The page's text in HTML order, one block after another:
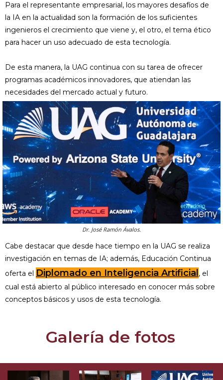
Para el representante empresarial, los mayores desafíos de
la IA en la actualidad son la formación de los suficientes
ingenieros el crecimiento que viene y, el otro, el tema ético
para hacer un uso adecuado de esta tecnología.
De esta manera, la UAG continua con su tarea de ofrecer
programas académicos innovadores, que atiendan las
necesidades del mercado actual y futuro.
Dr. José Ramón Ávalos.
Cabe destacar que desde hace tiempo en la UAG se realiza
investigación en temas de IA; además, Educación Continua
oferta el Diplomado en Inteligencia Artificial, el
cual está abierto al público interesado en conocer más sobre
conceptos básicos y usos de esta tecnología.
Galería de fotos